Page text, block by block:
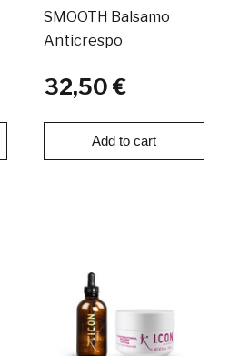
SMOOTH Balsamo
Anticrespo
32,50 €
Add to cart